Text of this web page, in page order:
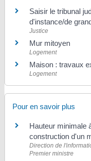
Saisir le tribunal
d'instance/de
Justice
Mur mitoyen
Logement
Maison : travaux
Logement
Pour en savoir plus
Hauteur minimale
construction d'un
Direction de
Premier ministre